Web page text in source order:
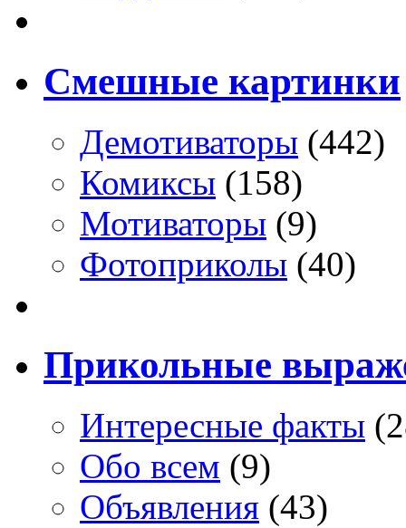
Смешные картинки
Демотиваторы (442)
Комиксы (158)
Мотиваторы (9)
Фотоприколы (40)
Прикольные
Интересные факты
Обо всем (9)
Объявления (43)